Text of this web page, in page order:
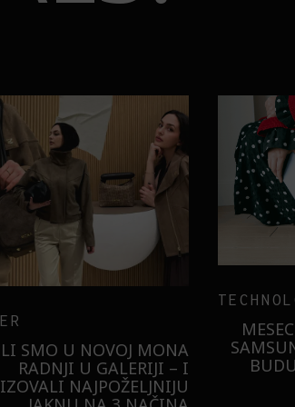
UMETNOST PAMETNOG
IZBORA